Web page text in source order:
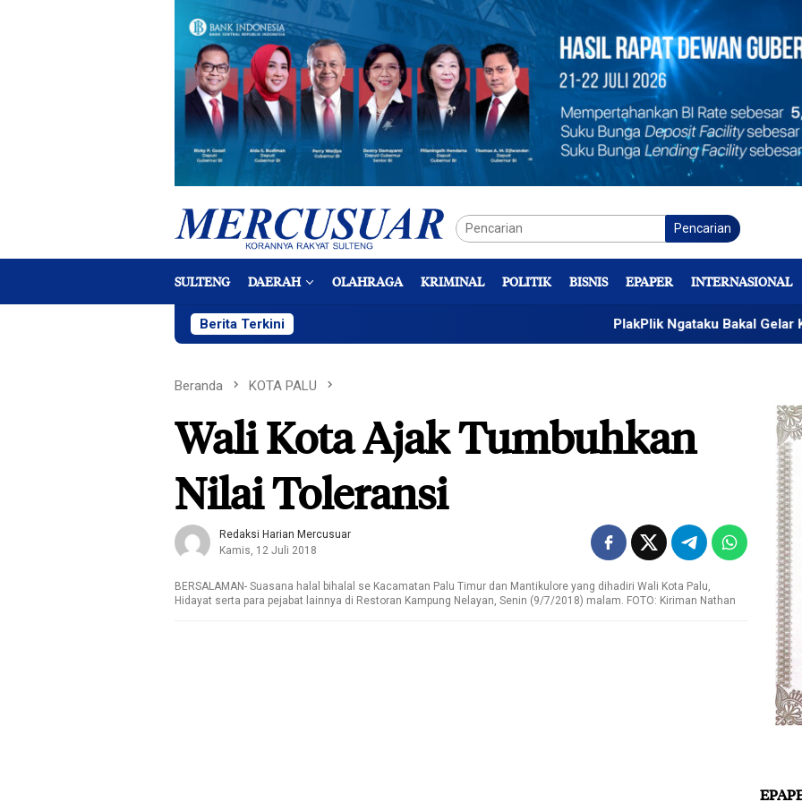
Pencarian
SULTENG DAERAH OLAHRAGA KRIMINAL POLITIK BISNIS EPAPER INTERNASIONAL
Berita Terkini PlakPlik Ngataku Bakal Gelar Kreasi
Beranda KOTA PALU
Wali Kota Ajak Tumbuhkan
Nilai Toleransi
Redaksi Harian Mercusuar
Kamis, 12 Juli 2018
BERSALAMAN- Suasana halal bihalal se Kacamatan Palu Timur dan Mantikulore yang dihadiri Wali Kota Palu,
Hidayat serta para pejabat lainnya di Restoran Kampung Nelayan, Senin (9/7/2018) malam. FOTO: Kiriman Nathan